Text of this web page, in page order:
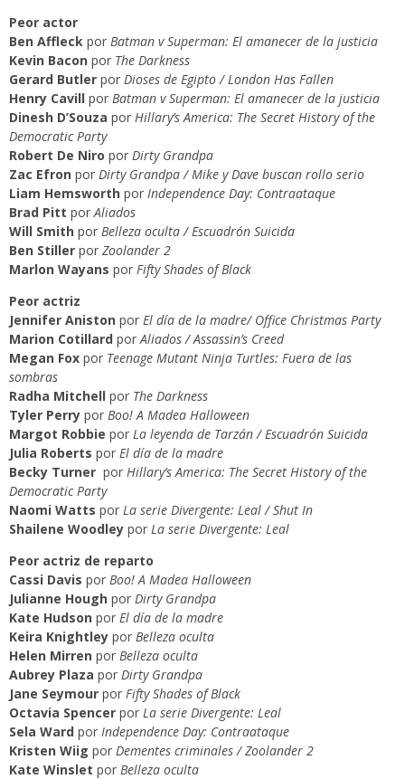
Peor actor
Ben Affleck por Batman v Superman: El amanecer de la justicia
Kevin Bacon por The Darkness
Gerard Butler por Dioses de Egipto / London Has Fallen
Henry Cavill por Batman v Superman: El amanecer de la justicia
Dinesh D’Souza por Hillary’s America: The Secret History of the
Democratic Party
Robert De Niro por Dirty Grandpa
Zac Efron por Dirty Grandpa / Mike y Dave buscan rollo serio
Liam Hemsworth por Independence Day: Contraataque
Brad Pitt por Aliados
Will Smith por Belleza oculta / Escuadrón Suicida
Ben Stiller por Zoolander 2
Marlon Wayans por Fifty Shades of Black
Peor actriz
Jennifer Aniston por El día de la madre/ Office Christmas Party
Marion Cotillard por Aliados / Assassin’s Creed
Megan Fox por Teenage Mutant Ninja Turtles: Fuera de las
sombras
Radha Mitchell por The Darkness
Tyler Perry por Boo! A Madea Halloween
Margot Robbie por La leyenda de Tarzán / Escuadrón Suicida
Julia Roberts por El día de la madre
Becky Turner por Hillary’s America: The Secret History of the
Democratic Party
Naomi Watts por La serie Divergente: Leal / Shut In
Shailene Woodley por La serie Divergente: Leal
Peor actriz de reparto
Cassi Davis por Boo! A Madea Halloween
Julianne Hough por Dirty Grandpa
Kate Hudson por El día de la madre
Keira Knightley por Belleza oculta
Helen Mirren por Belleza oculta
Aubrey Plaza por Dirty Grandpa
Jane Seymour por Fifty Shades of Black
Octavia Spencer por La serie Divergente: Leal
Sela Ward por Independence Day: Contraataque
Kristen Wiig por Dementes criminales / Zoolander 2
Kate Winslet por Belleza oculta